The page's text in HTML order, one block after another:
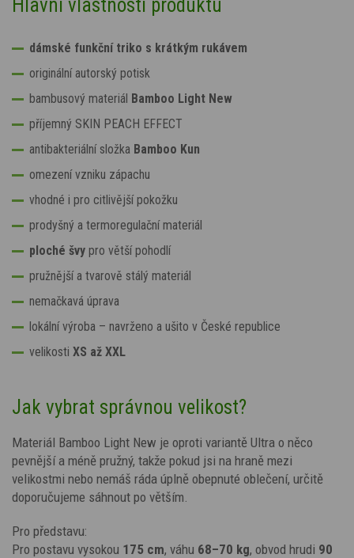
Hlavní vlastnosti produktu
dámské funkční triko s krátkým rukávem
originální autorský potisk
bambusový materiál Bamboo Light New
příjemný SKIN PEACH EFFECT
antibakteriální složka Bamboo Kun
omezení vzniku zápachu
vhodné i pro citlivější pokožku
prodyšný a termoregulační materiál
ploché švy pro větší pohodlí
pružnější a tvarově stálý materiál
nemačkavá úprava
lokální výroba – navrženo a ušito v České republice
velikosti XS až XXL
Jak vybrat správnou velikost?
Materiál Bamboo Light New je oproti variantě Ultra o něco
pevnější a méně pružný, takže pokud jsi na hraně mezi
velikostmi nebo nemáš ráda úplně obepnuté oblečení, určitě
doporučujeme sáhnout po větším.
Pro představu:
Pro postavu vysokou 175 cm, váhu 68–70 kg, obvod hrudi 90